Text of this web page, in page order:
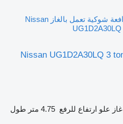
رافعة شوكية تعمل بالغاز Nissan
Nissan UG1D2A30LQ 3
غاز علو ارتفاع للرفع 4.75 متر
طول